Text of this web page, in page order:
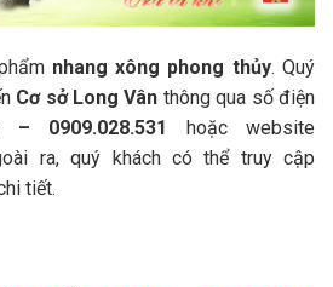
nhang xông phong thủy. Quý
Cơ sở Long Vân thông qua số điện
– 0909.028.531
hoặc website
ra, quý khách có thể truy cập
tiết.